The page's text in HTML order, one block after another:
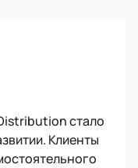
стало
Клиенты